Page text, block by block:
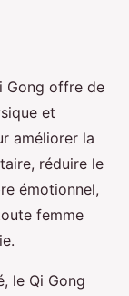
Gong offre de
et
améliorer la
réduire le
émotionnel,
femme
le Qi Gong